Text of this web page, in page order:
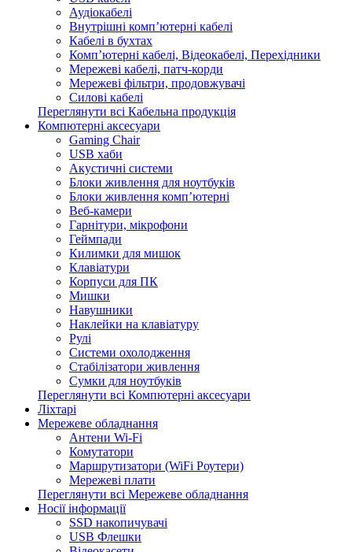
Аудіокабелі
Внутрішні комп’ютерні кабелі
Кабелі в бухтах
Комп’ютерні кабелі, Відеокабелі, Перехідники
Мережеві кабелі, патч-корди
Мережеві фільтри, продовжувачі
Силові кабелі
Переглянути всі Кабельна продукція
Компютерні аксесуари
Gaming Chair
USB хаби
Акустичні системи
Блоки живлення для ноутбуків
Блоки живлення комп’ютерні
Веб-камери
Гарнітури, мікрофони
Геймпади
Килимки для мишок
Клавіатури
Корпуси для ПК
Мишки
Навушники
Наклейки на клавіатуру
Рулі
Системи охолодження
Стабілізатори живлення
Сумки для ноутбуків
Переглянути всі Компютерні аксесуари
Ліхтарі
Мережеве обладнання
Антени Wi-Fi
Комутатори
Маршрутизатори (WiFi Роутери)
Мережеві плати
Переглянути всі Мережеве обладнання
Носії інформації
SSD накопичувачі
USB Флешки